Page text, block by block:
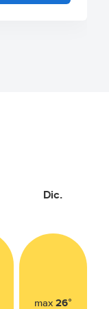
Dic.
max 26°